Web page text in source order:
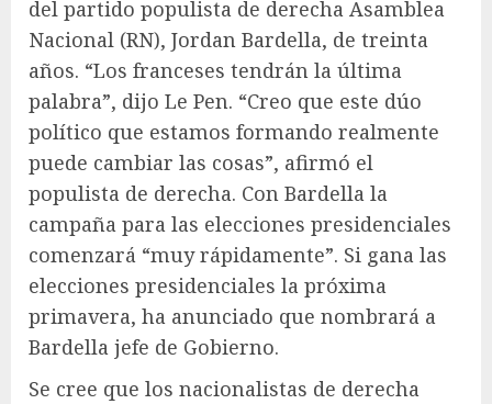
del partido populista de derecha Asamblea
Nacional (RN), Jordan Bardella, de treinta
años. “Los franceses tendrán la última
palabra”, dijo Le Pen. “Creo que este dúo
político que estamos formando realmente
puede cambiar las cosas”, afirmó el
populista de derecha. Con Bardella la
campaña para las elecciones presidenciales
comenzará “muy rápidamente”. Si gana las
elecciones presidenciales la próxima
primavera, ha anunciado que nombrará a
Bardella jefe de Gobierno.
Se cree que los nacionalistas de derecha